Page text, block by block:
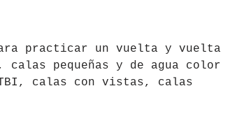
practicar un vuelta y vuelta
pequeñas y de agua color
calas con vistas, calas